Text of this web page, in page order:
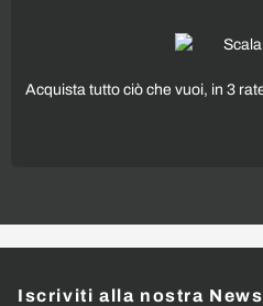
Acquista tutto ciò che vuoi, in 3
Iscriviti alla nostra